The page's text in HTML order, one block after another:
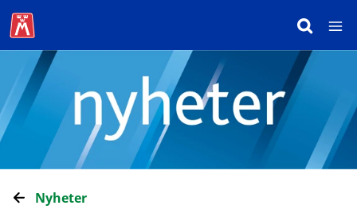
Nyheter